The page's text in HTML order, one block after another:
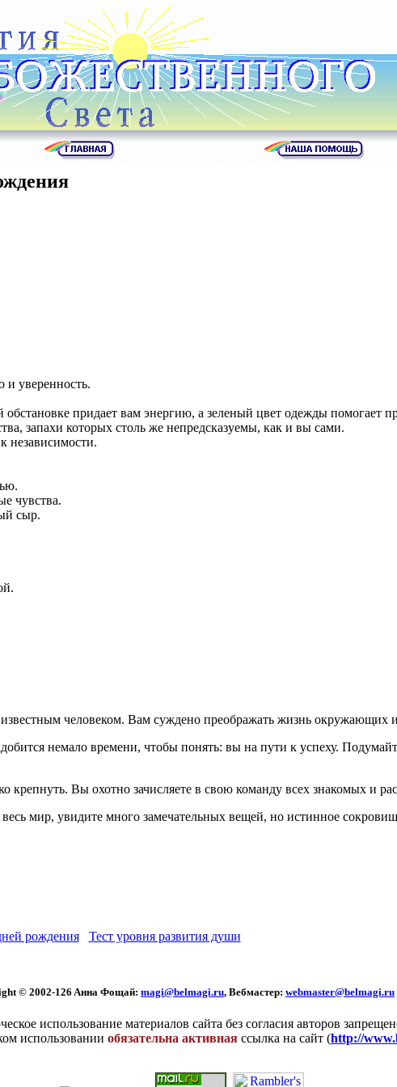
и уверенность.
придает вам энергию, а зеленый цвет одежды помогает
запахи которых столь же непредсказуемы, как и вы сами.
независимости.
чувства.
сыр.
человеком. Вам суждено преображать жизнь окружающих и
немало времени, чтобы понять: вы на пути к успеху.
Вы охотно зачисляете в свою команду всех знакомых и
весь мир, увидите много замечательных вещей, но истинное
рождения Тест уровня развития души
© 2002-126 Aннa Фoщaй: magi@belmagi.ru, Вебмастер: webmaster@belmagi.ru
использование материалов сайта без согласия авторов
использовании обязательна активная ссылка на сайт (http://